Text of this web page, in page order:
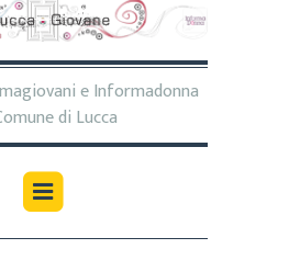
e Informadonna
di Lucca